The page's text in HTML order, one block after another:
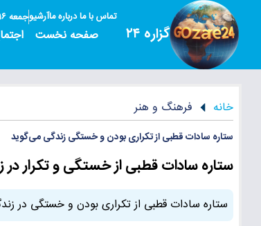
گزاره ۲۴
تماس با مادرباره ماآرشیوجمعه ۱۶ مرداد ۱۴۰۵
صفحه نخست
خانه فرهنگ و هنر
ستاره سادات قطبی از تکراری بودن و خستگی زندگی می‌گوید
ستاره سادات قطبی از خستگی و تکرار
ستاره سادات قطبی از تکراری بودن و خستگی در